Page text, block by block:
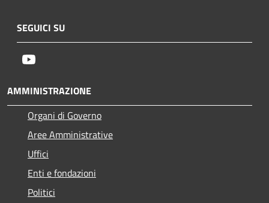
SEGUICI SU
AMMINISTRAZIONE
Organi di Governo
Aree Amministrative
Uffici
Enti e fondazioni
Politici